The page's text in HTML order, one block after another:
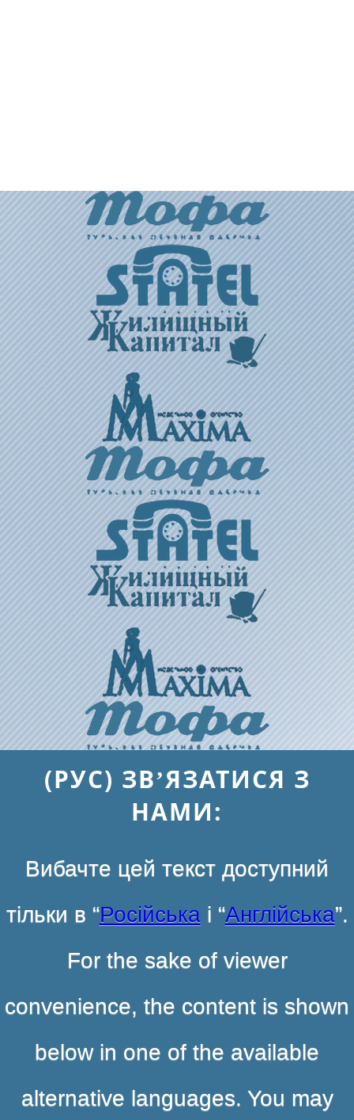
(РУС) ЗВ’ЯЗАТИСЯ З
НАМИ:
Вибачте цей текст доступний
тільки в “Російськаі “Англійська”.
For the sake of viewer
convenience, the content is shown
below in one of the available
alternative languages. You may